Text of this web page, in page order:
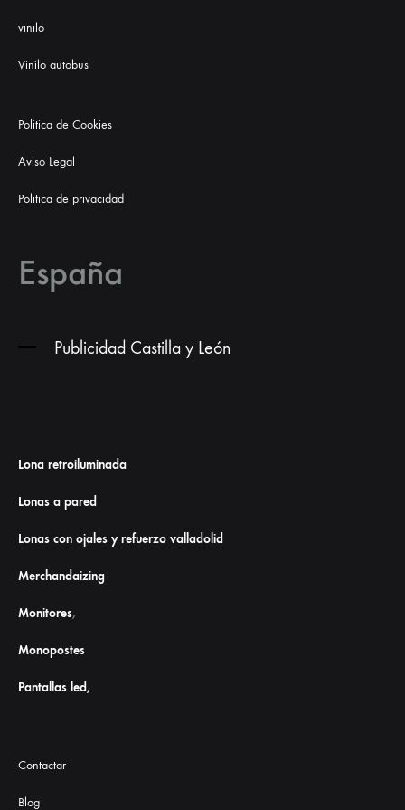
vinilo
Vinilo autobus
Politica de Cookies
Aviso Legal
Politica de privacidad
España
Publicidad Castilla y León
Lona retroiluminada
Lonas a pared
Lonas con ojales y refuerzo valladolid
Merchandaizing
Monitores,
Monopostes
Pantallas led,
Contactar
Blog